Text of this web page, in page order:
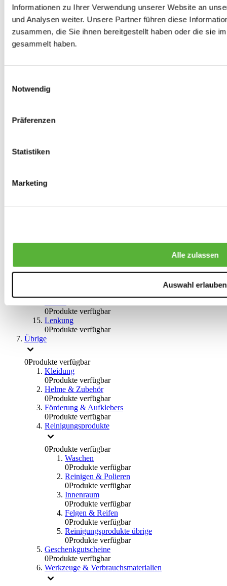
Informationen zu Ihrer Verwendung unserer Website an
und Analysen weiter. Unsere Partner führen diese
zusammen, die Sie ihnen bereitgestellt haben oder die sie
gesammelt haben.
Notwendig
Präferenzen
Statistiken
Marketing
Alle zulassen
Auswahl erlauben
0Produkte verfügbar
Spurverbreiterungen
0Produkte verfügbar
Radmuttern
0Produkte verfügbar
Bremsen
Handbremsen
0Produkte verfügbar
0Produkte verfügbar
Lenkung
0Produkte verfügbar
Übrige
0Produkte verfügbar
Kleidung
0Produkte verfügbar
Helme & Zubehör
0Produkte verfügbar
Förderung & Aufklebers
0Produkte verfügbar
Reinigungsprodukte
0Produkte verfügbar
Waschen
0Produkte verfügbar
Reinigen & Polieren
0Produkte verfügbar
Innenraum
0Produkte verfügbar
Felgen & Reifen
0Produkte verfügbar
Reinigungsprodukte übrige
0Produkte verfügbar
Geschenkgutscheine
0Produkte verfügbar
Werkzeuge & Verbrauchsmaterialien